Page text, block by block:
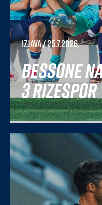
Izjava/ 25.7.2026.
Bessone
3 Rizespor